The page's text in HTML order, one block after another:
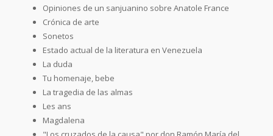
Opiniones de un sanjuanino sobre Anatole France
Crónica de arte
Sonetos
Estado actual de la literatura en Venezuela
La duda
Tu homenaje, bebe
La tragedia de las almas
Les ans
Magdalena